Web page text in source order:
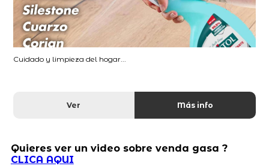
Cuidado y limpieza del hogar...
Ver Más info
Quieres ver un video sobre venda gasa ?
CLICA AQUI